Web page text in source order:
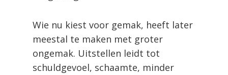
Wie nu kiest voor gemak, heeft later
meestal te maken met groter
ongemak. Uitstellen leidt tot
schuldgevoel, schaamte, minder